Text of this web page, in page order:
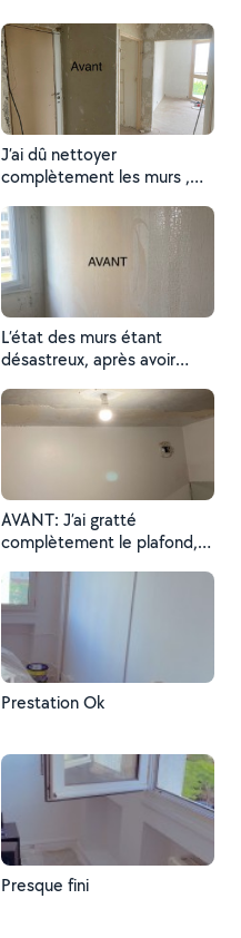
J’ai dû nettoyer
complètement les murs ,
couches de la sous-couches
avant de faire l’enduit
L’état des murs étant
désastreux, après avoir
papier peint.
AVANT: J’ai gratté
complètement le plafond,
de lissage.
Prestation Ok
Presque fini